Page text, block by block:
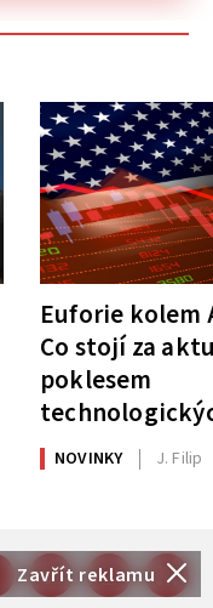
Zavřít reklamu
Euforie kolem
Co stojí za
poklesem
NOVINKY J. Filip